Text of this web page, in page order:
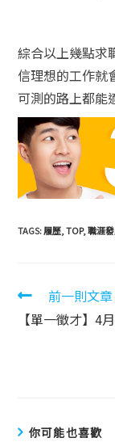
綜合以上幾點求
信理想的工作就
可測的路上都能
TAGS:履歷, TOP, 職涯
前一則文章
【單一徵才】4
你可能也喜歡